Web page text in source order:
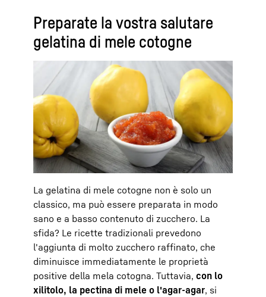
Preparate la vostra salutare
gelatina di mele cotogne
La gelatina di mele cotogne non è solo un
classico, ma può essere preparata in modo
sano e a basso contenuto di zucchero. La
sfida? Le ricette tradizionali prevedono
l'aggiunta di molto zucchero raffinato, che
diminuisce immediatamente le proprietà
positive della mela cotogna. Tuttavia, con lo
xilitolo, la pectina di mele o l'agar-agar, si